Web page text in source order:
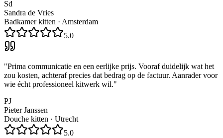
Sd
Sandra de Vries
Badkamer kitten · Amsterdam
5.0
"Prima communicatie en een eerlijke prijs. Vooraf duidelijk wat het
zou kosten, achteraf precies dat bedrag op de factuur. Aanrader voor
wie écht professioneel kitwerk wil."
PJ
Pieter Janssen
Douche kitten · Utrecht
5.0